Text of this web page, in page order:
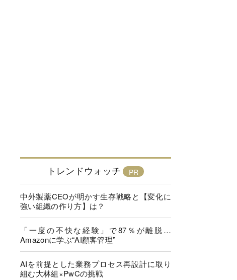
トレンドウォッチ
中外製薬CEOが明かす生存戦略と【変化に
強い組織の作り方】は？
「一度の不快な経験」で87％が離脱…
Amazonに学ぶ“AI顧客管理”
AIを前提とした業務プロセス再設計に取り
組む大林組×PwCの挑戦